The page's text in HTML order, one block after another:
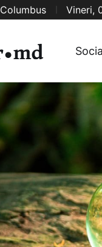
Columbus Vineri,